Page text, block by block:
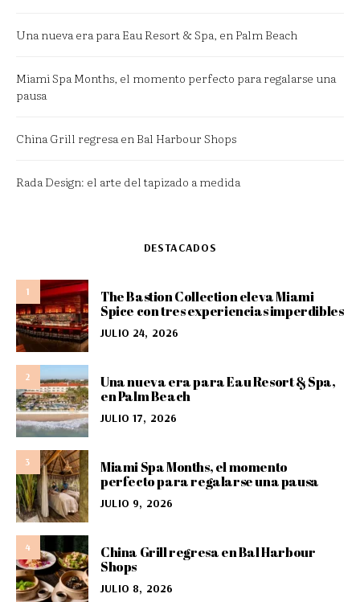
Una nueva era para Eau Resort & Spa, en Palm Beach
Miami Spa Months, el momento perfecto para regalarse una
pausa
China Grill regresa en Bal Harbour Shops
Rada Design: el arte del tapizado a medida
DESTACADOS
1
The Bastion Collection eleva Miami
Spice con tres experiencias imperdibles
JULIO 24, 2026
2
Una nueva era para Eau Resort & Spa,
en Palm Beach
JULIO 17, 2026
3
Miami Spa Months, el momento
perfecto para regalarse una pausa
JULIO 9, 2026
4
China Grill regresa en Bal Harbour
Shops
JULIO 8, 2026